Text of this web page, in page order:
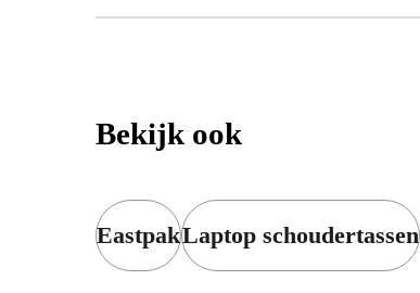
Bekijk ook
EastpakLaptop schoudertassen